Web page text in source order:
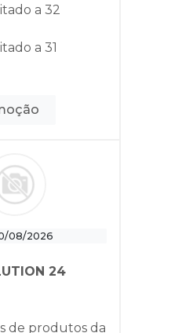
a 32
a 31
08/2026
24
de produtos da